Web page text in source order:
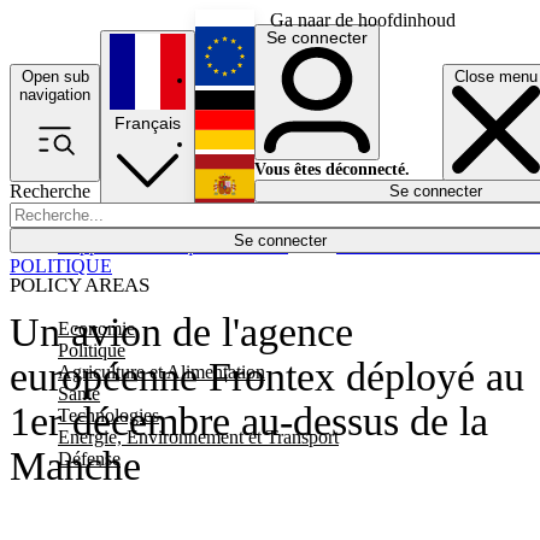
Ga naar de hoofdinhoud
Open sub
navigation
Close menu
Recherche
Se connecter
POLICY AREAS
Economie
Politique
Agriculture et Alimentation
Santé
Technologies
Energie, Environnement et Transport
Défense
Économie
Français
English
Deutsch
Español
Se connecter
Vous êtes déconnecté.
Se connecter
Un avion de l'agence
européenne Frontex déployé au
1er décembre au-dessus de la
Manche
POLITIQUE